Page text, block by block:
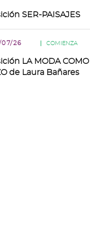
SER-PAISAJES
07/26 COMIENZA
LA MODA COMO
de Laura Bañares